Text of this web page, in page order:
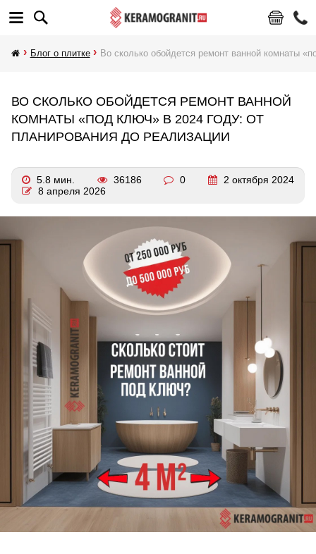
Блог о плитке Во сколько обойдется ремонт ванной комнаты
ВО СКОЛЬКО ОБОЙДЕТСЯ РЕМОНТ ВАННОЙ
КОМНАТЫ «ПОД КЛЮЧ» В 2024 ГОДУ: ОТ
ПЛАНИРОВАНИЯ ДО РЕАЛИЗАЦИИ
5.8 мин. 36186 0
2 октября 2024
8 апреля 2026